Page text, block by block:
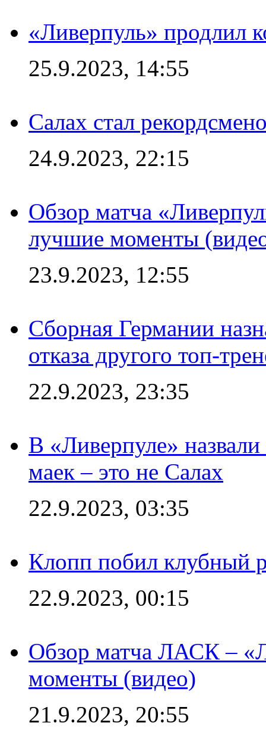
«Ливерпуль» продлил
25.9.2023, 14:55
Салах стал
24.9.2023, 22:15
Обзор матча
лучшие моменты
23.9.2023, 12:55
Сборная Германии
отказа другого топ-
22.9.2023, 23:35
В «Ливерпуле»
маек – это не Салах
22.9.2023, 03:35
Клопп побил клубный
22.9.2023, 00:15
Обзор матча ЛАСК –
моменты (видео)
21.9.2023, 20:55